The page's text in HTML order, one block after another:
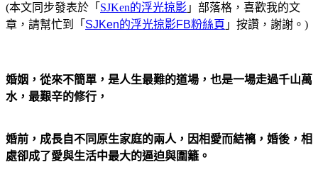
(本文同步發表於「 SJKen的浮光掠影 」部落格，喜歡我的文
章，請幫忙到「 SJKen的浮光掠影FB粉絲頁 」按讚，謝謝。)
婚姻，從來不簡單，是人生最難的道場，也是一場走過千山萬
水，最艱辛的修行，
婚前，成長自不同原生家庭的兩人，因相愛而結褵，婚後，相
處卻成了愛與生活中最大的逼迫與圍籬。